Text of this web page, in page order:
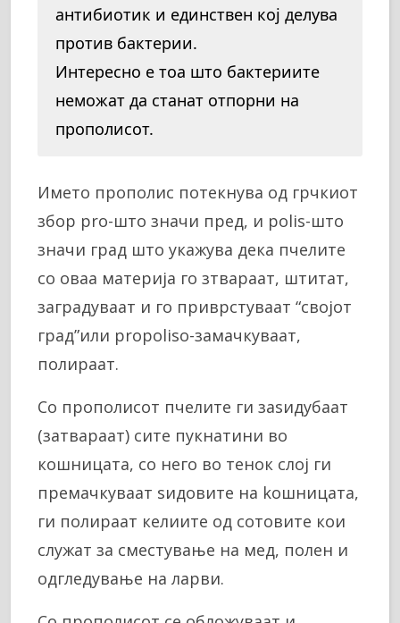
антибиотик и единствен кој делува
против бактерии.
Интересно е тоа што бактериите
неможат да станат отпорни на
прополисот.
Името прополис потекнува од грчкиот
збор pro-што значи пред, и polis-што
значи град што укажува дека пчелите
со оваа материја го зтвараат, штитат,
заградуваат и го приврстуваат “својот
град”или propoliso-замачкуваат,
полираат.
Со прополисот пчелите ги заѕидубаат
(затвараат) сите пукнатини во
кошницата, со него во тенок слој ги
премачкуваат ѕидовите на kошницата,
ги полираат келиите од сотовите кои
служат за сместување на мед, полен и
одгледување на ларви.